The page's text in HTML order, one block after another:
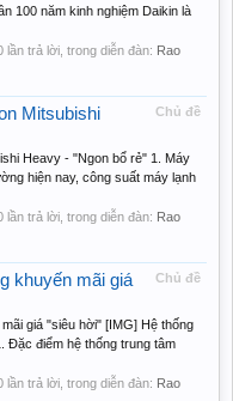
100 năm kinh nghiệm Daikin là
0 lần trả lời, trong diễn đàn: Rao
Chủ đề
Mitsubishi
Heavy - "Ngon bổ rẻ" 1. Máy
hiện nay, công suất máy lạnh
0 lần trả lời, trong diễn đàn: Rao
Chủ đề
khuyến mãi giá
giá "siêu hời" [IMG] Hệ thống
Đặc điểm hệ thống trung tâm
0 lần trả lời, trong diễn đàn: Rao